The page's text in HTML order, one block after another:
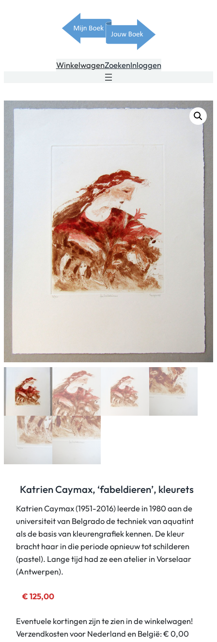
WinkelwagenZoekenInloggen
Katrien Caymax, ‘fabeldieren’, kleurets
Katrien Caymax (1951-2016) leerde in 1980 aan de
universiteit van Belgrado de techniek van aquatint
als de basis van kleurengrafiek kennen. De kleur
bracht haar in die periode opnieuw tot schilderen
(pastel). Lange tijd had ze een atelier in Vorselaar
(Antwerpen).
€125,00
Eventuele kortingen zijn te zien in de winkelwagen!
Verzendkosten voor Nederland en België: € 0,00